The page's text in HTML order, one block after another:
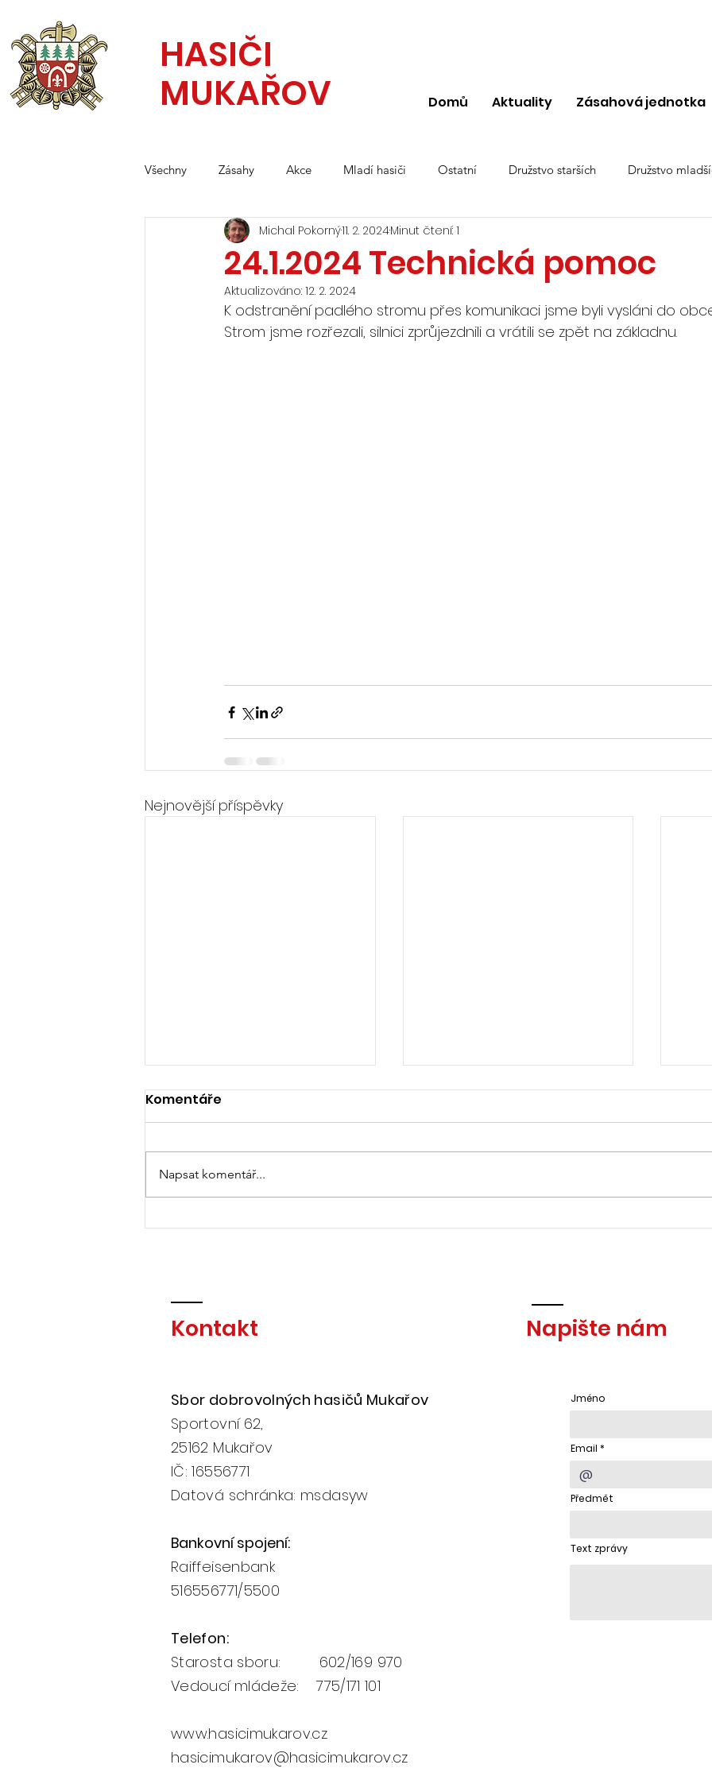
HASIČI
MUKAŘOV
Domů Aktuality Zásahová jednotka
Všechny Zásahy Akce Mladí hasiči Ostatní Družstvo starších Družstvo
24.1.2024 Technická pomoc
Michal Pokorný11. 2. 2024Minut čtení: 1
Aktualizováno: 12. 2. 2024
K odstranění padlého stromu přes komunikaci jsme byli vysláni do
Strom jsme rozřezali, silnici zprůjezdnili a vrátili se zpět na základnu.
Nejnovější příspěvky
Vyhlášení období sucha
Hejtmanka Středočeského
území Středočeského kraje
dobu zvýšeného nebezpečí
vzniku požáru na období od
Komentáře
Napsat komentář...
Kontakt
Sbor dobrovolných hasičů Mukařov
Sportovní 62,
25162 Mukařov
IČ: 16556771
Datová schránka: msdasyw
Bankovní spojení:
Raiffeisenbank
516556771/5500​​
Telefon:
Starosta sboru: 602/169 970
Vedoucí mládeže: 775/171 101
www.hasicimukarov.cz
hasicimukarov@hasicimukarov.cz
Napište nám
Jméno
Email
Předmět
Text zprávy